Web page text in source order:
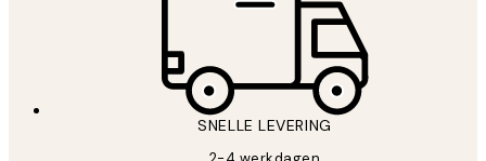
SNELLE LEVERING